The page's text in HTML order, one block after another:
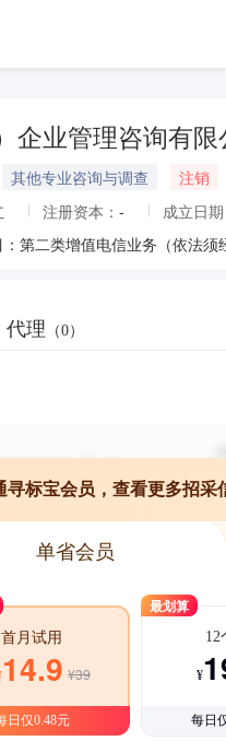
企业管理咨询有
其他专业咨询与调查
注销
注册资本： -
成立日
代理 （0）
寻标宝会员，查看更多招采
单省会员
首月试用
14.9 ¥39
日仅0.48元
最划算
12
¥
每日